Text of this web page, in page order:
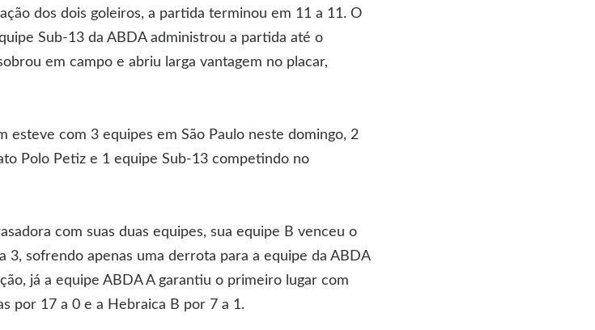
dos dois goleiros, a partida terminou em 11 a 11. O
Sub-13 da ABDA administrou a partida até o
em campo e abriu larga vantagem no placar,
esteve com 3 equipes em São Paulo neste domingo, 2
Polo Petiz e 1 equipe Sub-13 competindo no
com suas duas equipes, sua equipe B venceu o
3, sofrendo apenas uma derrota para a equipe da ABDA
já a equipe ABDA A garantiu o primeiro lugar com
por 17 a 0 e a Hebraica B por 7 a 1.